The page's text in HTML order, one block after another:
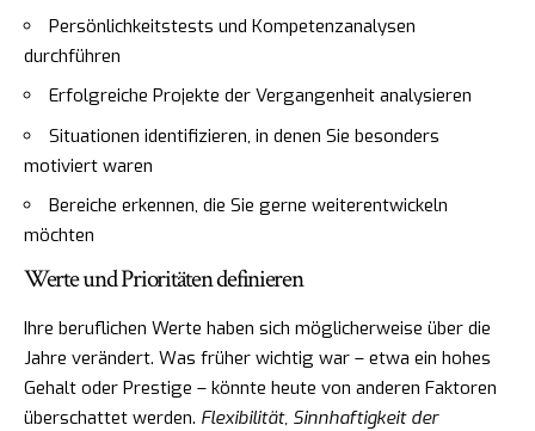
Persönlichkeitstests und Kompetenzanalysen
durchführen
Erfolgreiche Projekte der Vergangenheit analysieren
Situationen identifizieren, in denen Sie besonders
motiviert waren
Bereiche erkennen, die Sie gerne weiterentwickeln
möchten
Werte und Prioritäten definieren
Ihre beruflichen Werte haben sich möglicherweise über die
Jahre verändert. Was früher wichtig war – etwa ein hohes
Gehalt oder Prestige – könnte heute von anderen Faktoren
überschattet werden. Flexibilität, Sinnhaftigkeit der